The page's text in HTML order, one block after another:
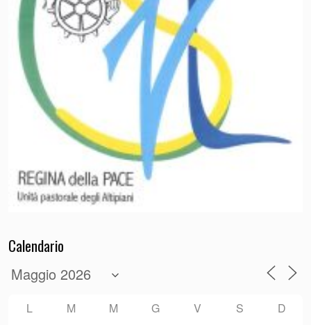
Calendario
L M M G V S D